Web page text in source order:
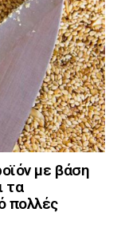
με βάση
τα
πολλές